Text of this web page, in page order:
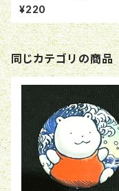
¥220
同じカテゴリの商品